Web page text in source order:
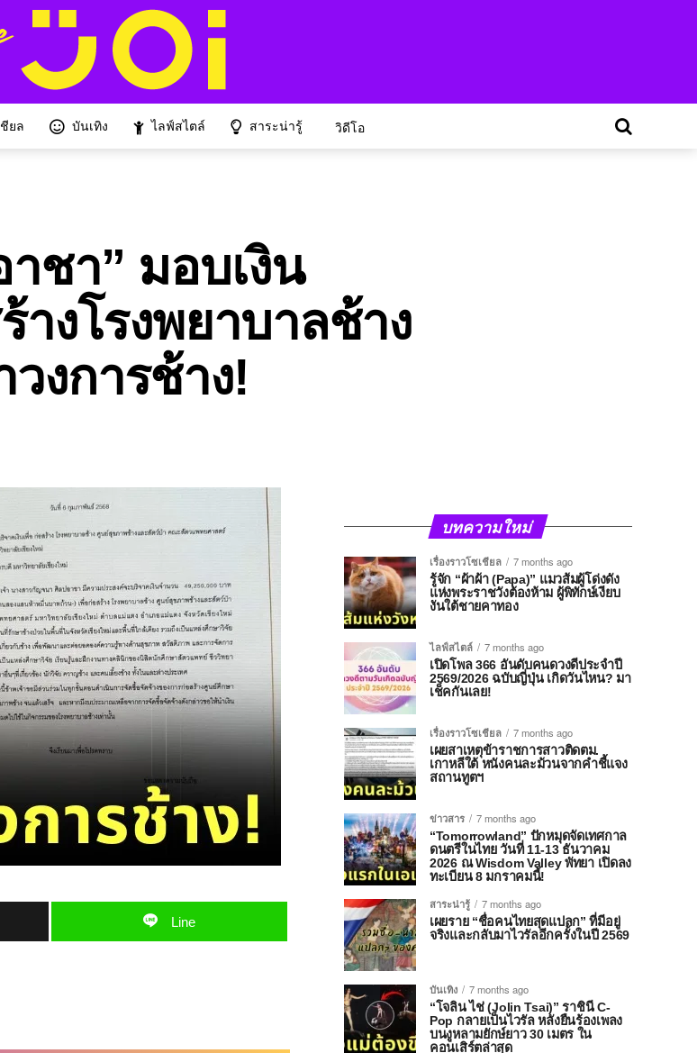
ชียล บันเทิง ไลฟ์สไตล์ สาระน่ารู้ วิดีโอ
ชา” มอบเงิน
งโรงพยาบาลช้าง
งการช้าง!
Line
บทความใหม่
เรื่องราวโซเชียล
7 months ago
รู้จัก “ผ้าผ้า (Papa)” แมวส้มผู้โด่งดัง
แห่งพระราชวังต้องห้าม ผู้พิทักษ์เงียบ
งันใต้ชายคาทอง
ไลฟ์สไตล์
7 months ago
เปิดโพล 366 อันดับคนดวงดีประจำปี
2569/2026 ฉบับญี่ปุ่น เกิดวันไหน? มา
เช็คกันเลย!
เรื่องราวโซเชียล
7 months ago
เผยสาเหตุข้าราชการสาวติดตม.
เกาหลีใต้ หนังคนละม้วนจากคำชี้แจง
สถานทูตฯ
ข่าวสาร
7 months ago
“Tomorrowland” ปักหมุดจัดเทศกาล
ดนตรีในไทย วันที่ 11-13 ธันวาคม
2026 ณ Wisdom Valley พัทยา เปิดลง
ทะเบียน 8 มกราคมนี้!
สาระน่ารู้
7 months ago
เผยราย “ชื่อคนไทยสุดแปลก” ที่มีอยู่
จริงและกลับมาไวรัลอีกครั้งในปี 2569
บันเทิง
7 months ago
“โจลิน ไช่ (Jolin Tsai)” ราชินี C-
Pop กลายเป็นไวรัล หลังยืนร้องเพลง
บนงูหลามยักษ์ยาว 30 เมตร ใน
คอนเสิร์ตล่าสุด